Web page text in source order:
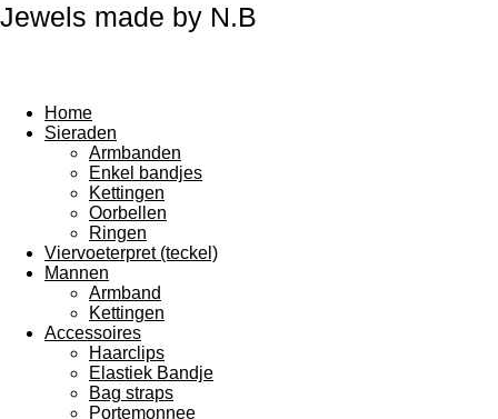
Jewels made by N.B
Home
Sieraden
Armbanden
Enkel bandjes
Kettingen
Oorbellen
Ringen
Viervoeterpret (teckel)
Mannen
Armband
Kettingen
Accessoires
Haarclips
Elastiek Bandje
Bag straps
Portemonnee